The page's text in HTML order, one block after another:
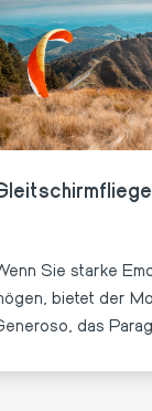
Sie starke
bietet der
das